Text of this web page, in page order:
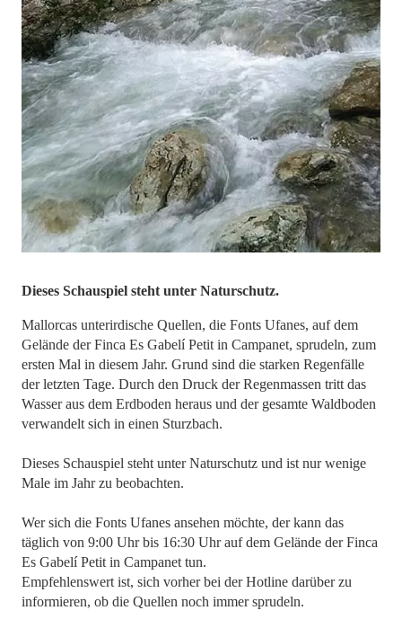
Dieses Schauspiel steht unter Naturschutz.
Mallorcas unterirdische Quellen, die Fonts Ufanes, auf dem
Gelände der Finca Es Gabelí Petit in Campanet, sprudeln, zum
ersten Mal in diesem Jahr. Grund sind die starken Regenfälle
der letzten Tage. Durch den Druck der Regenmassen tritt das
Wasser aus dem Erdboden heraus und der gesamte Waldboden
verwandelt sich in einen Sturzbach.
Dieses Schauspiel steht unter Naturschutz und ist nur wenige
Male im Jahr zu beobachten.
Wer sich die Fonts Ufanes ansehen möchte, der kann das
täglich von 9:00 Uhr bis 16:30 Uhr auf dem Gelände der Finca
Es Gabelí Petit in Campanet tun.
Empfehlenswert ist, sich vorher bei der Hotline darüber zu
informieren, ob die Quellen noch immer sprudeln.